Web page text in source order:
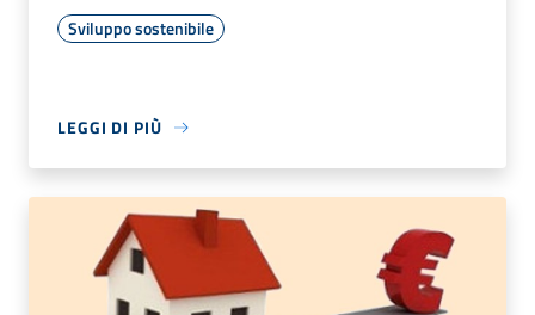
Sviluppo sostenibile
LEGGI DI PIÙ